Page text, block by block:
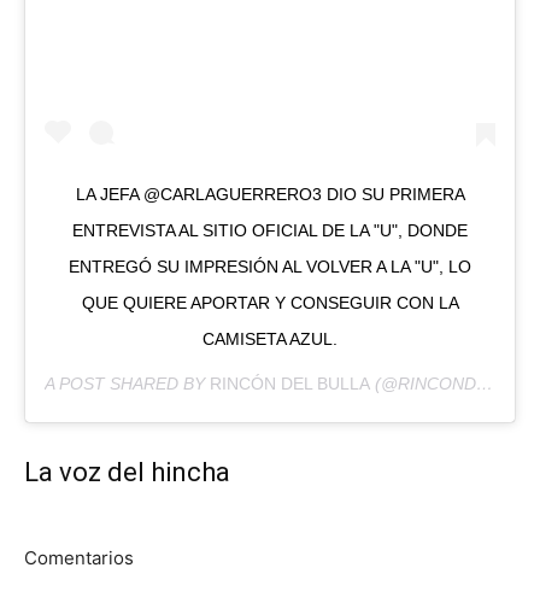
LA JEFA @CARLAGUERRERO3 DIO SU PRIMERA
ENTREVISTA AL SITIO OFICIAL DE LA "U", DONDE
ENTREGÓ SU IMPRESIÓN AL VOLVER A LA "U", LO
QUE QUIERE APORTAR Y CONSEGUIR CON LA
CAMISETA AZUL.
A POST SHARED BY RINCÓN DEL BULLA (@RINCONDELBULLA) ON
La voz del hincha
Comentarios